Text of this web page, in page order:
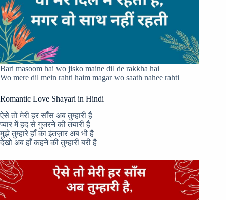
Bari masoom hai wo jisko maine dil de rakkha hai
Wo mere dil mein rahti haim magar wo saath nahee rahti
Romantic Love Shayari in Hindi
ऐसे तो मेरी हर साँस अब तुम्हारी है
प्यार में हद से गुजरने की तयारी है
मुझे तुम्हारे हाँ का इंतज़ार अब भी है
देखो अब हाँ कहने की तुम्हारी बरी है